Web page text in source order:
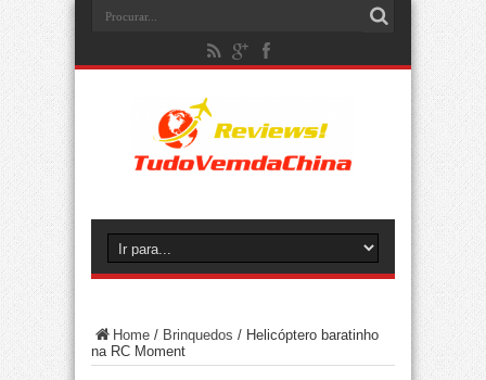
Home / Brinquedos / Helicóptero baratinho
na RC Moment